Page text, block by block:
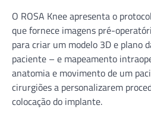
O ROSA Knee apresenta o
que fornece imagens pré-
para criar um modelo 3D e plano
paciente – e mapeamento
anatomia e movimento de um
cirurgiões a personalizarem
colocação do implante.